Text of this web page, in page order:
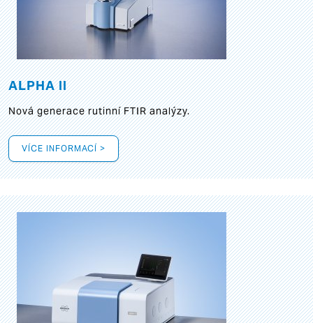
ALPHA II
Nová generace rutinní FTIR analýzy.
VÍCE INFORMACÍ >